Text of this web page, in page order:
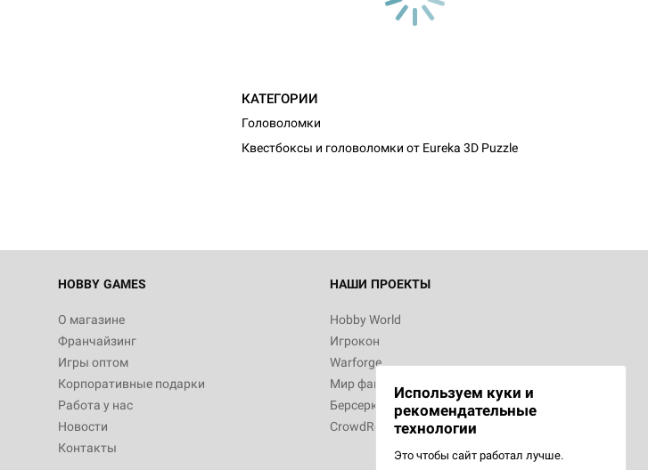
КАТЕГОРИИ
Головоломки
Квестбоксы и головоломки от Eureka 3D Puzzle
HOBBY GAMES
О магазине
Франчайзинг
Игры оптом
Корпоративные подарки
Работа у нас
Новости
Контакты
НАШИ ПРОЕКТЫ
Hobby World
Игрокон
Warforge
Мир фантастики
Берсерк
CrowdRepublic
Используем куки и
рекомендательные
технологии
Это чтобы сайт работал лучше.